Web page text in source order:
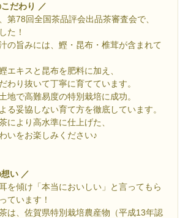
だわり ／
第78回全国茶品評会出品茶審査会で、
た！
の旨みには、鰹・昆布・椎茸が含まれて
エキスと昆布を肥料に加え、
わり抜いて丁寧に育てています。
地で高難易度の特別栽培に成功。
る妥協しない育て方を徹底しています。
により高水準に仕上げた、
いをお楽しみください♪
い ／
を傾け「本当においしい」と言ってもら
ています！
は、佐賀県特別栽培農産物（平成13年認